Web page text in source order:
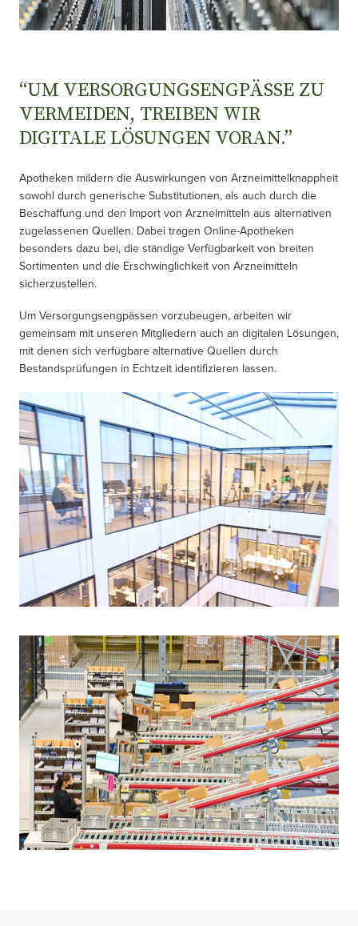
“UM VERSORGUNGSENGPÄSSE ZU
VERMEIDEN, TREIBEN WIR
DIGITALE LÖSUNGEN VORAN.”
Apotheken mildern die Auswirkungen von Arzneimittelknappheit
sowohl durch generische Substitutionen, als auch durch die
Beschaffung und den Import von Arzneimitteln aus alternativen
zugelassenen Quellen. Dabei tragen Online-Apotheken
besonders dazu bei, die ständige Verfügbarkeit von breiten
Sortimenten und die Erschwinglichkeit von Arzneimitteln
sicherzustellen.
Um Versorgungsengpässen vorzubeugen, arbeiten wir
gemeinsam mit unseren Mitgliedern auch an digitalen Lösungen,
mit denen sich verfügbare alternative Quellen durch
Bestandsprüfungen in Echtzeit identifizieren lassen.